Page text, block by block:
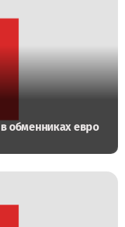
обменниках евро